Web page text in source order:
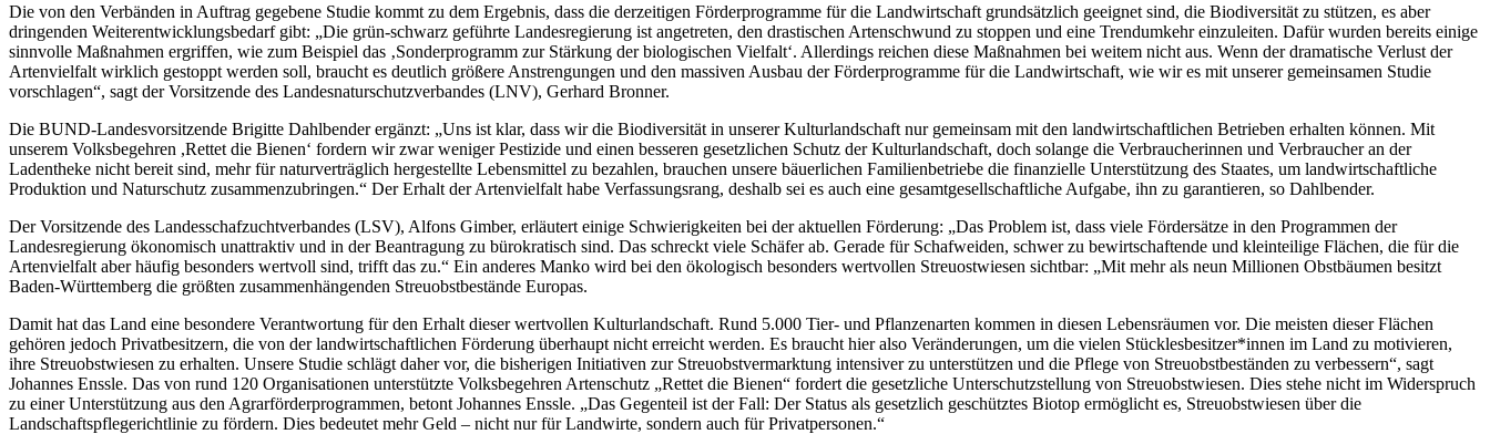
Die von den Verbänden in Auftrag gegebene Studie kommt zu dem Ergebnis, dass die derzeitigen Förderprogramme für die Landwirtschaft grundsätzlich geeignet sind, die Biodiversität zu stützen, es aber
dringenden Weiterentwicklungsbedarf gibt: „Die grün-schwarz geführte Landesregierung ist angetreten, den drastischen Artenschwund zu stoppen und eine Trendumkehr einzuleiten. Dafür wurden bereits einige
sinnvolle Maßnahmen ergriffen, wie zum Beispiel das ‚Sonderprogramm zur Stärkung der biologischen Vielfalt‘. Allerdings reichen diese Maßnahmen bei weitem nicht aus. Wenn der dramatische Verlust der
Artenvielfalt wirklich gestoppt werden soll, braucht es deutlich größere Anstrengungen und den massiven Ausbau der Förderprogramme für die Landwirtschaft, wie wir es mit unserer gemeinsamen Studie
vorschlagen“, sagt der Vorsitzende des Landesnaturschutzverbandes (LNV), Gerhard Bronner.
Die BUND-Landesvorsitzende Brigitte Dahlbender ergänzt: „Uns ist klar, dass wir die Biodiversität in unserer Kulturlandschaft nur gemeinsam mit den landwirtschaftlichen Betrieben erhalten können. Mit
unserem Volksbegehren ,Rettet die Bienen‘ fordern wir zwar weniger Pestizide und einen besseren gesetzlichen Schutz der Kulturlandschaft, doch solange die Verbraucherinnen und Verbraucher an der
Ladentheke nicht bereit sind, mehr für naturverträglich hergestellte Lebensmittel zu bezahlen, brauchen unsere bäuerlichen Familienbetriebe die finanzielle Unterstützung des Staates, um landwirtschaftliche
Produktion und Naturschutz zusammenzubringen.“ Der Erhalt der Artenvielfalt habe Verfassungsrang, deshalb sei es auch eine gesamtgesellschaftliche Aufgabe, ihn zu garantieren, so Dahlbender.
Der Vorsitzende des Landesschafzuchtverbandes (LSV), Alfons Gimber, erläutert einige Schwierigkeiten bei der aktuellen Förderung: „Das Problem ist, dass viele Fördersätze in den Programmen der
Landesregierung ökonomisch unattraktiv und in der Beantragung zu bürokratisch sind. Das schreckt viele Schäfer ab. Gerade für Schafweiden, schwer zu bewirtschaftende und kleinteilige Flächen, die für die
Artenvielfalt aber häufig besonders wertvoll sind, trifft das zu.“ Ein anderes Manko wird bei den ökologisch besonders wertvollen Streuostwiesen sichtbar: „Mit mehr als neun Millionen Obstbäumen besitzt
Baden-Württemberg die größten zusammenhängenden Streuobstbestände Europas.
Damit hat das Land eine besondere Verantwortung für den Erhalt dieser wertvollen Kulturlandschaft. Rund 5.000 Tier- und Pflanzenarten kommen in diesen Lebensräumen vor. Die meisten dieser Flächen
gehören jedoch Privatbesitzern, die von der landwirtschaftlichen Förderung überhaupt nicht erreicht werden. Es braucht hier also Veränderungen, um die vielen Stücklesbesitzer*innen im Land zu motivieren,
ihre Streuobstwiesen zu erhalten. Unsere Studie schlägt daher vor, die bisherigen Initiativen zur Streuobstvermarktung intensiver zu unterstützen und die Pflege von Streuobstbeständen zu verbessern“, sagt
Johannes Enssle. Das von rund 120 Organisationen unterstützte Volksbegehren Artenschutz „Rettet die Bienen“ fordert die gesetzliche Unterschutzstellung von Streuobstwiesen. Dies stehe nicht im Widerspruch
zu einer Unterstützung aus den Agrarförderprogrammen, betont Johannes Enssle. „Das Gegenteil ist der Fall: Der Status als gesetzlich geschütztes Biotop ermöglicht es, Streuobstwiesen über die
Landschaftspflegerichtlinie zu fördern. Dies bedeutet mehr Geld – nicht nur für Landwirte, sondern auch für Privatpersonen.“